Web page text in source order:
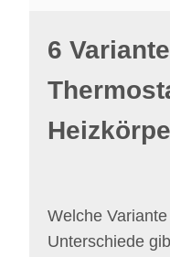
6
Welche
Unterschiede